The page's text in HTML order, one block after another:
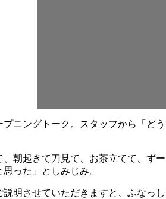
ニングトーク。スタッフから「ど
朝起きて刀見て、お茶立てて、ず
った」としみじみ。
明させていただきますと、ふなっ